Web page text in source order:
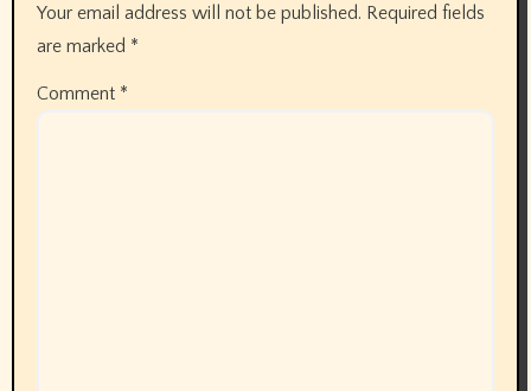
Your email address will not be published. Required fields
are marked *
Comment *